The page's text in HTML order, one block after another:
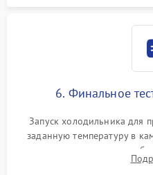
6. Финальное
Запуск холодильника для
заданную температуру в
компрессора, отсутствия
срабатывания системы